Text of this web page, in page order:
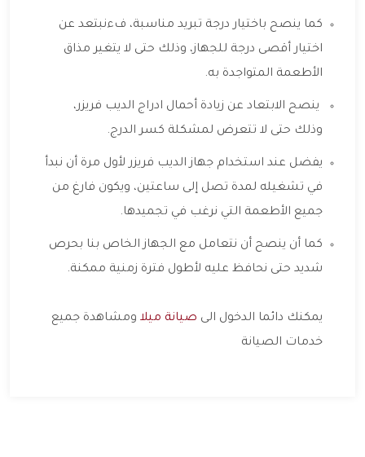
كما ينصح باختيار درجة تبريد مناسبة، فءنبتعد عن
اختيار أقصى درجة للجهاز، وذلك حتى لا يتغير مذاق
الأطعمة المتواجدة به.
ينصح الابتعاد عن زيادة أحمال ادراج الديب فريزر،
وذلك حتى لا تتعرض لمشكلة كسر الدرج.
يفضل عند استخدام جهاز الديب فريزر لأول مرة أن نبدأ
في تشغيله لمدة تصل إلى ساعتين، ويكون فارغ من
جميع الأطعمة التي نرغب في تجميدها.
كما أن ينصح أن نتعامل مع الجهاز الخاص بنا بحرص
شديد حتى نحافظ عليه لأطول فترة زمنية ممكنة.
يمكنك دائما الدخول الى صيانة ميلا ومشاهدة جميع
خدمات الصيانة